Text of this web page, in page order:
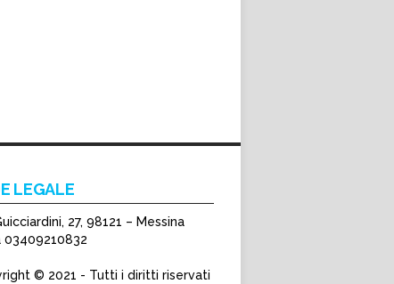
LEGALE
27, 98121 – Messina
03409210832
© 2021 - Tutti i diritti riservati